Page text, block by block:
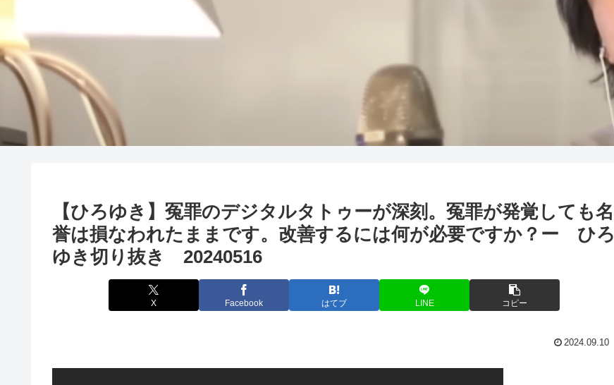
【ひろゆき】冤罪のデジタルタトゥーが深刻。冤罪が発覚しても名
誉は損なわれたままです。改善するには何が必要ですか？ー ひろ
ゆき切り抜き 20240516
X Facebook はてブ LINE コピー
2024.09.10